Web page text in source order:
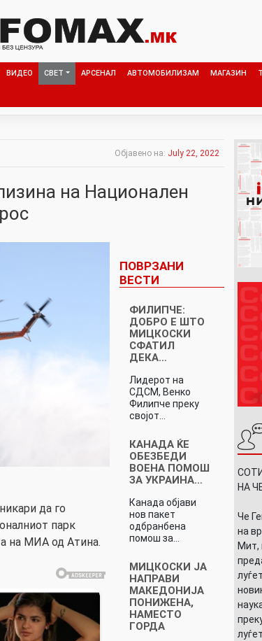
ВИДЕО СВЕТ АРСЕНАЛ АВТОМОБИЛИЗАМ МАГАЗИН
Објавено на: July 22, 2022
на Национален
да го
парк
на МИА од Атина.
ПОВРЗАНИ
ВЕСТИ
ФИЛИПЧЕ:
ДОБРО Е ШТО
МИЦКОСКИ
СФАТИЛ
ДЕКА…
Лидерот на
СДСМ, Венко
Филипче преку
својот…
КАНАДА ЌЕ
ОБЕЗБЕДИ
ВОЕНА ПОМОШ
ЗА УКРАИНА…
Канада објави
нов пакет
одбранбена
помош за…
МИЦКОСКИ ЈА
НАПРАВИ
МАКЕДОНИЈА
ПОНИЖЕНА,
НАМЕСТО
ГОРДА
НА
Че
на
Мит,